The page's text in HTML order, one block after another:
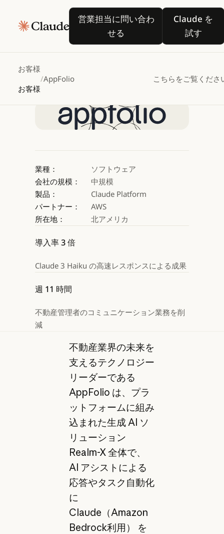
営業担当に問い合わ
せる
営業担当に問い合わせる
Claude を
試す
Claude
お客様
お客様
/AppFolio こちらをご覧くださ
AppFolioがClaudein
Amazon
Bedrock
で
不動産管理コミュニケ
Claude を試す
Claude を試す
業種：
ソフトウェア
会社の規模：
中規模
製品：
Claude Platform
パートナー：
AWS
所在地：
北アメリカ
導入率 3 倍
Claude 3 Haiku の高速レスポンスによる成果
週 11 時間
不動産管理者のコミュニケーション業務を削
減
不動産業界の未来を
支えるテクノロジー
リーダーである
AppFolio は、プラ
ットフォームに組み
込まれた生成 AI ソ
リューション
Realm-X 全体で、
AI アシストによる
応答やタスク自動化
に
Claude（Amazon
Bedrock利用） を